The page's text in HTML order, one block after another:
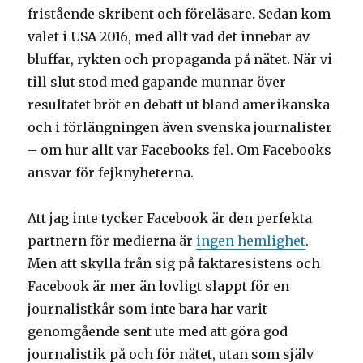
fristående skribent och föreläsare. Sedan kom
valet i USA 2016, med allt vad det innebar av
bluffar, rykten och propaganda på nätet. När vi
till slut stod med gapande munnar över
resultatet bröt en debatt ut bland amerikanska
och i förlängningen även svenska journalister
– om hur allt var Facebooks fel. Om Facebooks
ansvar för fejknyheterna.
Att jag inte tycker Facebook är den perfekta
partnern för medierna är ingen hemlighet.
Men att skylla från sig på faktaresistens och
Facebook är mer än lovligt slappt för en
journalistkår som inte bara har varit
genomgående sent ute med att göra god
journalistik på och för nätet, utan som själv